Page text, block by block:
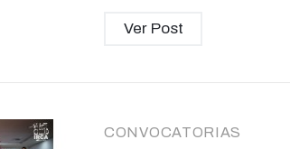
Ver Post
CONVOCATORIAS